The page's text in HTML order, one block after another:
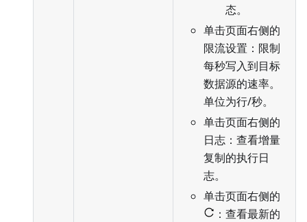
态。
单击页面右侧的
限流设置：限制
每秒写入到目标
数据源的速率。
单位为行/秒。
单击页面右侧的
日志：查看增量
复制的执行日
志。
单击页面右侧的
：查看最新的